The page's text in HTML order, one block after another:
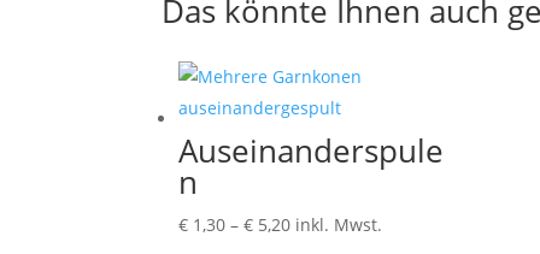
Das könnte Ihnen auch
Auseinanderspule
n
€ 1,30 –€ 5,20Preisspanne:
inkl. Mwst.